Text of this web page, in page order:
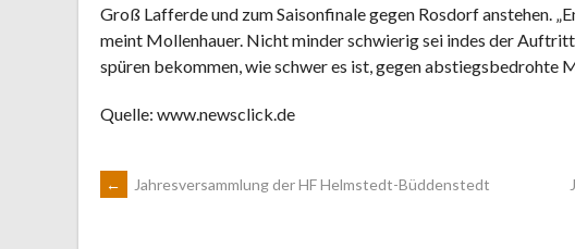
Groß Lafferde und zum Saisonfinale gegen Rosdorf anstehen.
meint Mollenhauer. Nicht minder schwierig sei indes der
spüren bekommen, wie schwer es ist, gegen abstiegsbedrohte
Quelle: www.newsclick.de
ARTIKEL-
← Jahresversammlung der HF Helmstedt-Büddenstedt